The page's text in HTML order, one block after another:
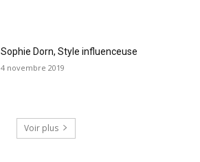
Sophie Dorn, Style influenceuse
4 novembre 2019
Voir plus